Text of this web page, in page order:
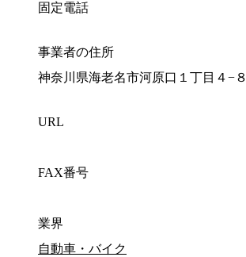
固定電話
事業者の住所
神奈川県海老名市河原口１丁目４−８
URL
FAX番号
業界
自動車・バイク